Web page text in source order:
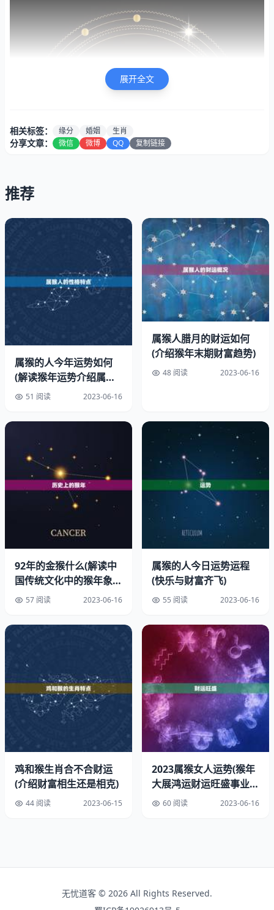
鸡和猴都是十二生肖中比较活跃、机智的生肖。鸡的人通常
比较细心、谨慎，有着很强的心和使命感。而猴的人则比较
聪明、灵活，善于变通和应变。他们通常具有很强的适应和
创造力，能够在各种环境中生存和发展。
二、鸡和猴的性格优缺点
鸡和猴的性格优缺点各有不同。鸡的人通常比较保守，有时
候会过于拘泥于传统观念和观念，缺乏创新和开拓精神。而
猴的人则比较浮躁，有时候会过于冲动和急躁，缺乏耐心和
毅力。鸡和猴的人都比较自我中心，有时候会过于自我陶醉
和自我满足，缺乏对他人的关心和理解。
鸡和猴的婚姻缘分并不是很好。虽然他们都是比较活跃、机
智的生肖，他们的性格区别比较大，很难在婚姻中取得平衡
和和谐。鸡的人比较保守，有时候会过于拘泥于传统观念和
观念，而猴的人则比较浮躁，有时候会过于冲动和急躁，这
满足，缺乏对他人的关心和理解。这也会导致他们在婚姻中
姻缘分并不是很好，需要谨慎选择。
展开全文
相关标签： 缘分 婚姻 生肖
分享文章： 微信 微博 QQ 复制链接
推荐
属猴的人今年运势如何
(解读猴年运势介绍属猴
人的运势趋势)
51 阅读 2023-06-16
属猴人腊月的财运如何
(介绍猴年末期财富趋势)
48 阅读 2023-06-16
92年的金猴什么(解读中
国传统文化中的猴年象征
意义)57 阅读 2023-06-16
属猴的人今日运势运程
(快乐与财富齐飞)
55 阅读 2023-06-16
鸡和猴生肖合不合财运
(介绍财富相生还是相克)
44 阅读 2023-06-15
2023属猴女人运势(猴年
大展鸿运财运旺盛事业有
成)60 阅读 2023-06-16
无忧道客 © 2026 All Rights Reserved.